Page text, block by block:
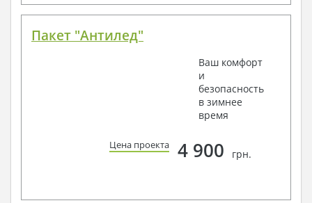
Пакет "Антилед"
Ваш комфорт
и
безопасность
в зимнее
время
Цена проекта 4 900 грн.